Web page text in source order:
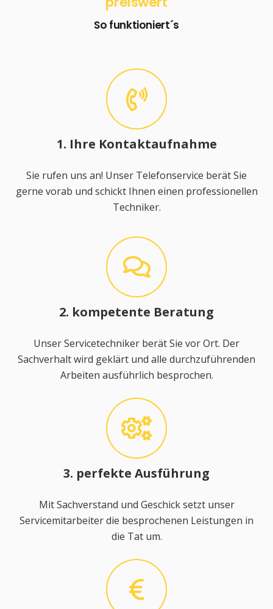
So funktioniert´s
1. Ihre Kontaktaufnahme
Sie rufen uns an! Unser Telefonservice berät Sie
gerne vorab und schickt Ihnen einen professionellen
Techniker.
2. kompetente Beratung
Unser Servicetechniker berät Sie vor Ort. Der
Sachverhalt wird geklärt und alle durchzuführenden
Arbeiten ausführlich besprochen.
3. perfekte Ausführung
Mit Sachverstand und Geschick setzt unser
Servicemitarbeiter die besprochenen Leistungen in
die Tat um.